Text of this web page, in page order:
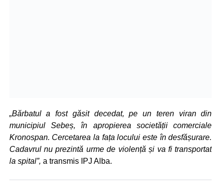
„Bărbatul a fost găsit decedat, pe un teren viran din
municipiul Sebeș, în apropierea societății comerciale
Kronospan. Cercetarea la fața locului este în desfășurare.
Cadavrul nu prezintă urme de violență și va fi transportat
la spital”, a transmis IPJ Alba.